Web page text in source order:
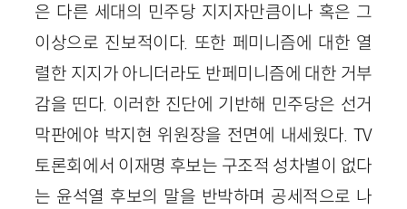
은 다른 세대의 민주당 지지자만큼이나 혹은 그
이상으로 진보적이다. 또한 페미니즘에 대한 열
렬한 지지가 아니더라도 반페미니즘에 대한 거부
감을 띤다. 이러한 진단에 기반해 민주당은 선거
막판에야 박지현 위원장을 전면에 내세웠다. TV
토론회에서 이재명 후보는 구조적 성차별이 없다
는 윤석열 후보의 말을 반박하며 공세적으로 나